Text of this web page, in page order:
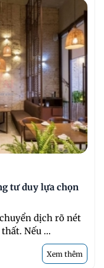
tư duy lựa chọn
dịch rõ nét
Nếu ...
Xem thêm